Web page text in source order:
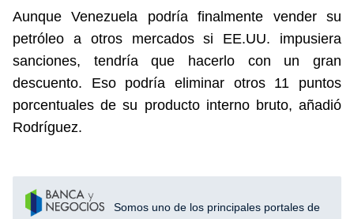
Aunque Venezuela podría finalmente vender su
petróleo a otros mercados si EE.UU. impusiera
sanciones, tendría que hacerlo con un gran
descuento. Eso podría eliminar otros 11 puntos
porcentuales de su producto interno bruto, añadió
Rodríguez.
Somos uno de los principales portales de